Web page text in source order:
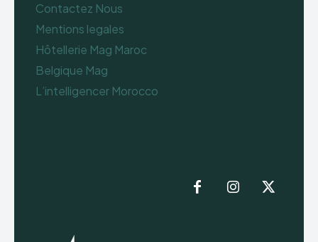
Contactez Nous
Mentions legales
Hôtellerie Mag Maroc
Belgique Mag
L’intelligencer Morocco